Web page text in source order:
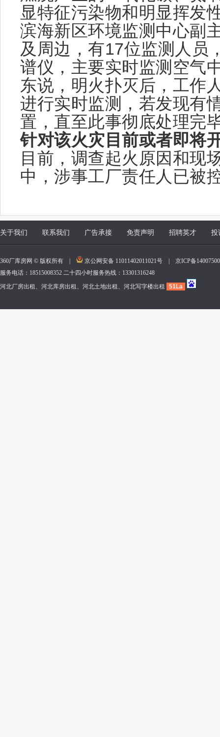
显特征污染物和明显挥发
滨海新区环境监测中心副
及周边，有17位监测人员
谱仪，主要实时监测空气
东说，明火扑灭后，工作
进行实时监测，若发现有
置，直至此事彻底处理完
针对该火灾目前或者即将
目前，调查起火原因和现
中，涉事工厂责任人已被
关于我们 联系我们 广告承接 免责声明 招聘英才 投
360厂库房网 © 版权所有 | 京公网安备 11011402011021号
京ICP备
服务电话：18515008352 二十四小时服务热线：13301316248
河北厂房出租、河北库房出租、河北土地出租、河北写字楼出租
51La